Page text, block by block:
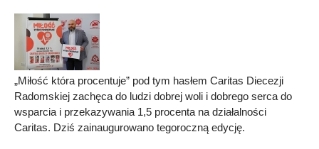
„Miłość która procentuje” pod tym hasłem Caritas Diecezji
Radomskiej zachęca do ludzi dobrej woli i dobrego serca do
wsparcia i przekazywania 1,5 procenta na działalności
Caritas. Dziś zainaugurowano tegoroczną edycję.